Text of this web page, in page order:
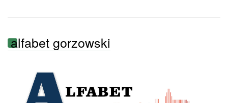
alfabet gorzowski